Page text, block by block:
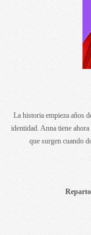
La historia empieza años
identidad. Anna tiene
que surgen cuando